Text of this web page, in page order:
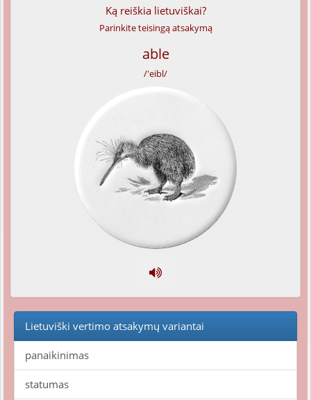
Ką reiškia lietuviškai?
Parinkite teisingą atsakymą
able
/'eibl/
Lietuviški vertimo atsakymų variantai
panaikinimas
statumas